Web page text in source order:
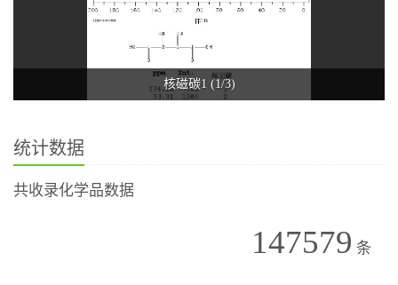
核磁碳1 (1/3)
统计数据
共收录化学品数据
147579 条